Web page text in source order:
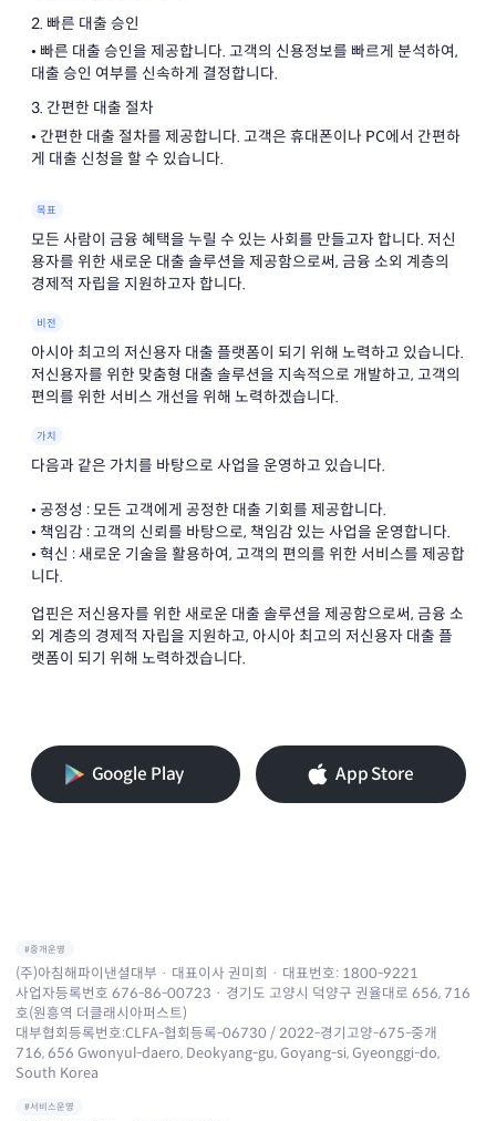
2. 빠른 대출 승인
• 빠른 대출 승인을 제공합니다. 고객의 신용정보를 빠르게 분석하여,
대출 승인 여부를 신속하게 결정합니다.
3. 간편한 대출 절차
• 간편한 대출 절차를 제공합니다. 고객은 휴대폰이나 PC에서 간편하
게 대출 신청을 할 수 있습니다.
목표
모든 사람이 금융 혜택을 누릴 수 있는 사회를 만들고자 합니다. 저신
용자를 위한 새로운 대출 솔루션을 제공함으로써, 금융 소외 계층의
경제적 자립을 지원하고자 합니다.
비전
아시아 최고의 저신용자 대출 플랫폼이 되기 위해 노력하고 있습니다.
저신용자를 위한 맞춤형 대출 솔루션을 지속적으로 개발하고, 고객의
편의를 위한 서비스 개선을 위해 노력하겠습니다.
가치
다음과 같은 가치를 바탕으로 사업을 운영하고 있습니다.
• 공정성 : 모든 고객에게 공정한 대출 기회를 제공합니다.
• 책임감 : 고객의 신뢰를 바탕으로, 책임감 있는 사업을 운영합니다.
• 혁신 : 새로운 기술을 활용하여, 고객의 편의를 위한 서비스를 제공합
니다.
업핀은 저신용자를 위한 새로운 대출 솔루션을 제공함으로써, 금융 소
외 계층의 경제적 자립을 지원하고, 아시아 최고의 저신용자 대출 플
랫폼이 되기 위해 노력하겠습니다.
Google Play App Store
#중개운영
(주)아침해파이낸셜대부 · 대표이사 권미희 · 대표번호: 1800-9221
사업자등록번호 676-86-00723 · 경기도 고양시 덕양구 권율대로 656, 716
호(원흥역 더클래시아퍼스트)
대부협회등록번호:CLFA-협회등록-06730 / 2022-경기고양-675-중개
716, 656 Gwonyul-daero, Deokyang-gu, Goyang-si, Gyeonggi-do,
South Korea
#서비스운영